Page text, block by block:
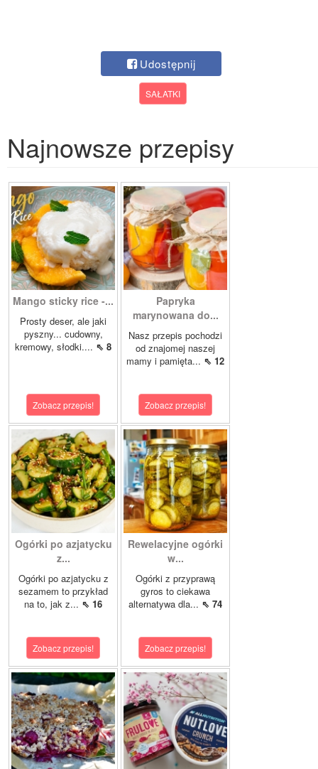
Udostępnij
SAŁATKI
Najnowsze przepisy
Mango sticky rice -...
Prosty deser, ale jaki
pyszny... cudowny,
kremowy, słodki.... ⇖ 8
Zobacz przepis!
Papryka
marynowana do...
Nasz przepis pochodzi
od znajomej naszej
mamy i pamięta... ⇖ 12
Zobacz przepis!
Ogórki po azjatycku
z...
Ogórki po azjatycku z
sezamem to przykład
na to, jak z... ⇖ 16
Zobacz przepis!
Rewelacyjne ogórki
w...
Ogórki z przyprawą
gyros to ciekawa
alternatywa dla... ⇖ 74
Zobacz przepis!